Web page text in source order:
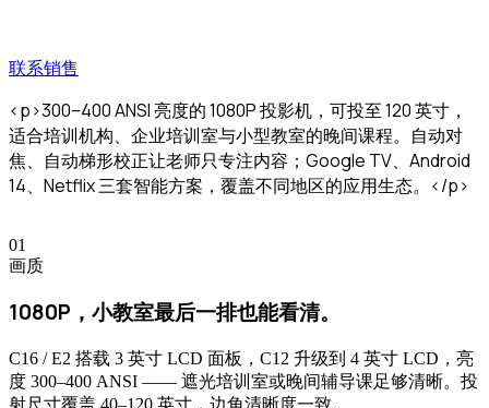
联系销售
<p>300–400 ANSI 亮度的 1080P 投影机，可投至 120 英寸，
适合培训机构、企业培训室与小型教室的晚间课程。自动对
焦、自动梯形校正让老师只专注内容；Google TV、Android
14、Netflix 三套智能方案，覆盖不同地区的应用生态。</p>
01
画质
1080P，小教室最后一排也能看清。
C16 / E2 搭载 3 英寸 LCD 面板，C12 升级到 4 英寸 LCD，亮
度 300–400 ANSI —— 遮光培训室或晚间辅导课足够清晰。投